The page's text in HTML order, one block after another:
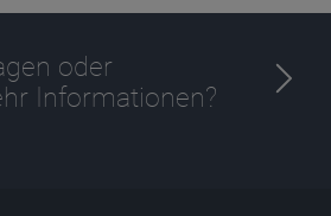
oder
Informationen?